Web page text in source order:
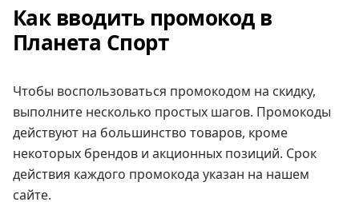
Как вводить промокод в
Планета Спорт
Чтобы воспользоваться промокодом на скидку,
выполните несколько простых шагов. Промокоды
действуют на большинство товаров, кроме
некоторых брендов и акционных позиций. Срок
действия каждого промокода указан на нашем
сайте.